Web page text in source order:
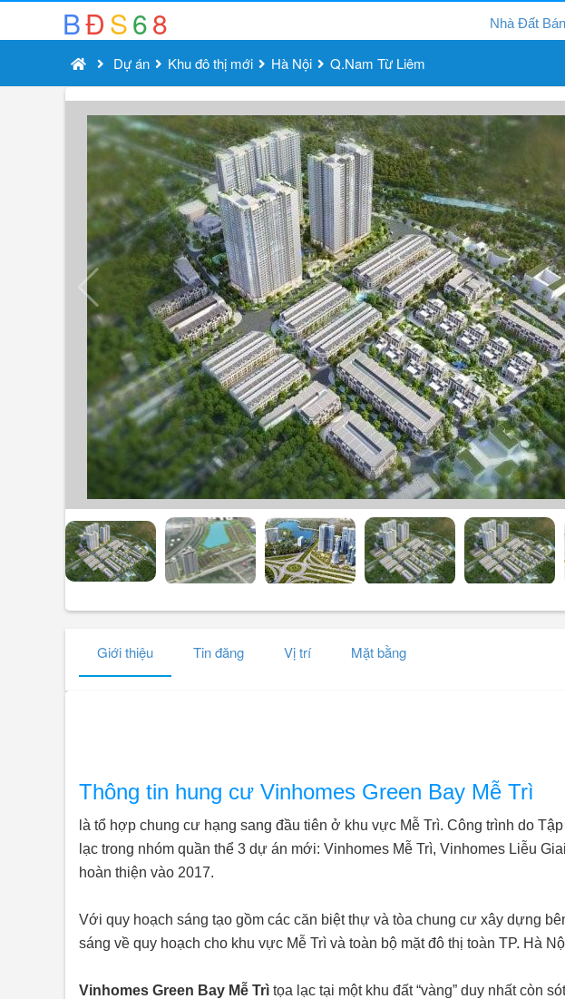
BĐS68 Nhà Đất Bán
Dự án Khu đô thị mới Hà Nội Q.Nam Từ Liêm
Giới thiệu Tin đăng Vị trí Mặt bằng
Thông tin hung cư Vinhomes Green Bay Mễ Trì
là tổ hợp chung cư hạng sang đầu tiên ở khu vực Mễ Trì. Công trình do
lạc trong nhóm quần thể 3 dự án mới: Vinhomes Mễ Trì, Vinhomes Liễu
hoàn thiện vào 2017.
Với quy hoạch sáng tạo gồm các căn biệt thự và tòa chung cư xây dựng
sáng về quy hoạch cho khu vực Mễ Trì và toàn bộ mặt đô thị toàn TP. Hà
Vinhomes Green Bay Mễ Trì tọa lạc tại một khu đất “vàng” duy nhất còn